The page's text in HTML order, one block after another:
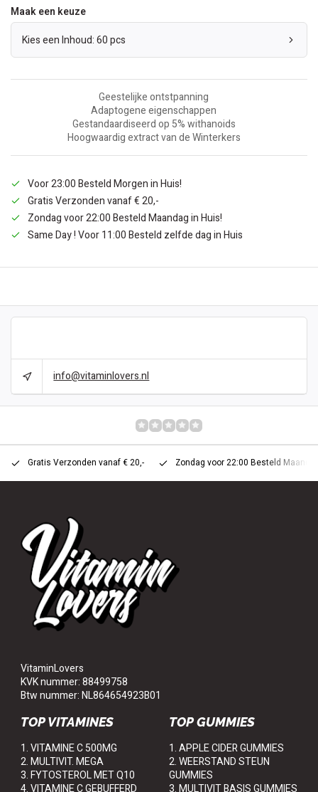
Maak een keuze
Kies een Inhoud: 60 pcs
Geestelijke ontstpanning
Adaptogene eigenschappen
Gestandaardiseerd op 5% withanoids
Hoogwaardig extract van de Winterkers
Voor 23:00 Besteld Morgen in Huis!
Gratis Verzonden vanaf € 20,-
Zondag voor 22:00 Besteld Maandag in Huis!
Same Day ! Voor 11:00 Besteld zelfde dag in Huis
info@vitaminlovers.nl
Gratis Verzonden vanaf € 20,- Zondag voor 22:00 Besteld
VitaminLovers
KVK nummer: 88499758
Btw nummer: NL864654923B01
TOP VITAMINES
1. VITAMINE C 500MG
2. MULTIVIT. MEGA
3. FYTOSTEROL MET Q10
4. VITAMINE C GEBUFFERD
TOP GUMMIES
1. APPLE CIDER GUMMIES
2. WEERSTAND STEUN
GUMMIES
3. MULTIVIT BASIS GUMMIES